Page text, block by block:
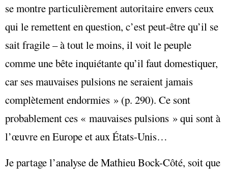
se montre particulièrement autoritaire envers ceux
qui le remettent en question, c’est peut-être qu’il se
sait fragile – à tout le moins, il voit le peuple
comme une bête inquiétante qu’il faut domestiquer,
car ses mauvaises pulsions ne seraient jamais
complètement endormies » (p. 290). Ce sont
probablement ces « mauvaises pulsions » qui sont à
l’œuvre en Europe et aux États-Unis…
Je partage l’analyse de Mathieu Bock-Côté, soit que